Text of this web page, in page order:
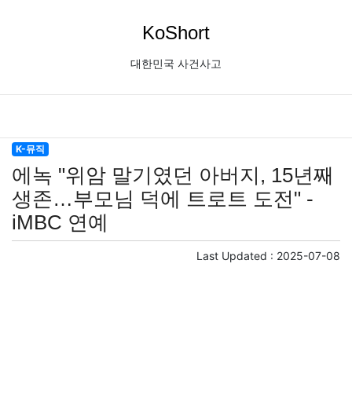
KoShort
대한민국 사건사고
K-뮤직
에녹 "위암 말기였던 아버지, 15년째
생존…부모님 덕에 트로트 도전" -
iMBC 연예
Last Updated : 2025-07-08